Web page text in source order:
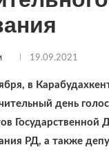
19.09.2021
в
день
Государственной
РД, а также